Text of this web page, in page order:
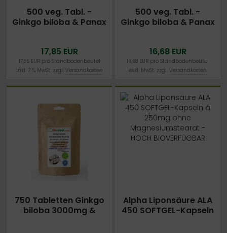
500 veg. Tabl. -
Ginkgo biloba & Panax
4000mg -
HOCHDOSIERT - PN:
010528
17,85 EUR
17,85 EUR pro Standbodenbeutel
inkl. 7 % MwSt. zzgl. Versandkosten
500 veg. Tabl. -
Ginkgo biloba & Panax
4000mg -
HOCHDOSIERT - PN:
010528
16,68 EUR
16,68 EUR pro Standbodenbeutel
exkl. MwSt. zzgl. Versandkosten
750 Tabletten Ginkgo
biloba 3000mg &
Alpha Liponsäure ALA
450 SOFTGEL-Kapseln